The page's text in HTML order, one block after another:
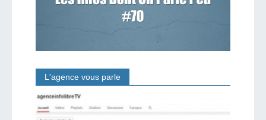
L'agence vous parle